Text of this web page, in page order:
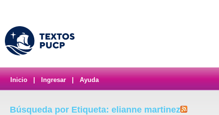
Inicio Ingresar Ayuda
Búsqueda por Etiqueta: elianne martinez